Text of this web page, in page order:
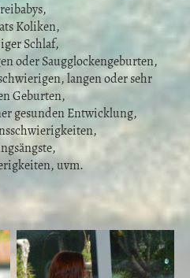
Koliken,
Schlaf,
oder Saugglockengeburten,
langen oder sehr
Geburten,
gesunden Entwicklung,
uvm.